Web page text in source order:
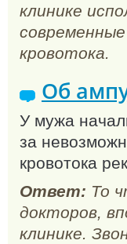
клинике
кровотока.
Об
У мужа
за
кровотока
Ответ: То
докторов,
клинике.